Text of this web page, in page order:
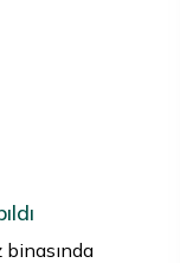
binasında